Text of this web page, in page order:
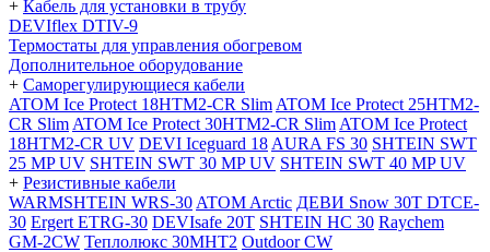
+ Кабель для установки в трубу
DEVIflex DTIV-9
Термостаты для управления обогревом
Дополнительное оборудование
+ Саморегулирующиеся кабели
ATOM Ice Protect 18HTM2-CR Slim ATOM Ice Protect 25HTM2-
CR Slim ATOM Ice Protect 30HTM2-CR Slim ATOM Ice Protect
18HTM2-CR UV DEVI Iceguard 18 AURA FS 30 SHTEIN SWT
25 MP UV SHTEIN SWT 30 MP UV SHTEIN SWT 40 MP UV
+ Резистивные кабели
WARMSHTEIN WRS-30 ATOM Arctic ДЕВИ Snow 30T DTCE-
30 Ergert ETRG-30 DEVIsafe 20T SHTEIN HC 30 Raychem
GM-2CW Теплолюкс 30МНТ2 Outdoor CW